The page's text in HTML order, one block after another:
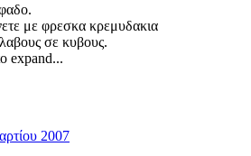
με φρεσκα κρεμυδακια
σε κυβους.
expand...
2007